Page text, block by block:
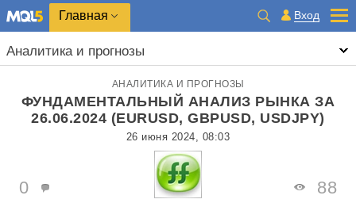
Главная Вход
Аналитика и прогнозы
АНАЛИТИКА И ПРОГНОЗЫ
ФУНДАМЕНТАЛЬНЫЙ АНАЛИЗ РЫНКА ЗА
26.06.2024 (EURUSD, GBPUSD, USDJPY)
26 июня 2024, 08:03
0 88